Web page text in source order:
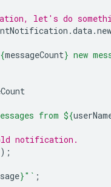
let's do
.data.
messageCount} new
from ${
notification.
}"` ;